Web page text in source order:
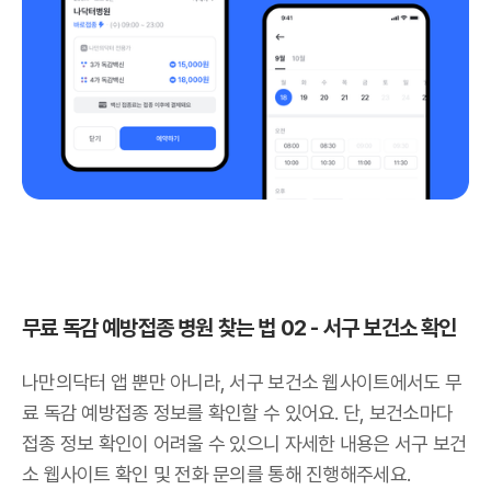
무료 독감 예방접종 병원 찾는 법 02 - 서구 보건소 확인
나만의닥터 앱 뿐만 아니라, 서구 보건소 웹사이트에서도 무
료 독감 예방접종 정보를 확인할 수 있어요. 단, 보건소마다
접종 정보 확인이 어려울 수 있으니 자세한 내용은 서구 보건
소 웹사이트 확인 및 전화 문의를 통해 진행해주세요.